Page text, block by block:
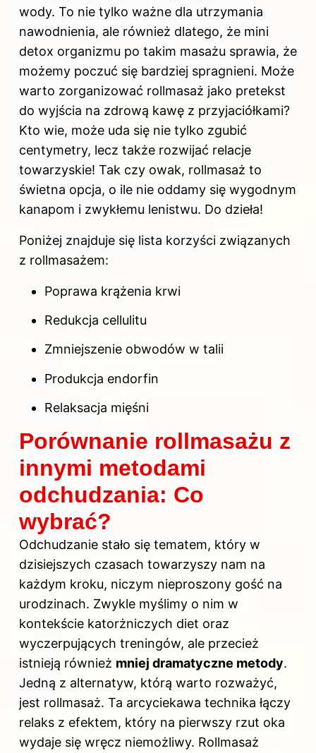
wody. To nie tylko ważne dla utrzymania
nawodnienia, ale również dlatego, że mini
detox organizmu po takim masażu sprawia, że
możemy poczuć się bardziej spragnieni. Może
warto zorganizować rollmasaż jako pretekst
do wyjścia na zdrową kawę z przyjaciółkami?
Kto wie, może uda się nie tylko zgubić
centymetry, lecz także rozwijać relacje
towarzyskie! Tak czy owak, rollmasaż to
świetna opcja, o ile nie oddamy się wygodnym
kanapom i zwykłemu lenistwu. Do dzieła!
Poniżej znajduje się lista korzyści związanych
z rollmasażem:
Poprawa krążenia krwi
Redukcja cellulitu
Zmniejszenie obwodów w talii
Produkcja endorfin
Relaksacja mięśni
Porównanie rollmasażu z
innymi metodami
odchudzania: Co
wybrać?
Odchudzanie stało się tematem, który w
dzisiejszych czasach towarzyszy nam na
każdym kroku, niczym nieproszony gość na
urodzinach. Zwykle myślimy o nim w
kontekście katorżniczych diet oraz
wyczerpujących treningów, ale przecież
istnieją również mniej dramatyczne metody.
Jedną z alternatyw, którą warto rozważyć,
jest rollmasaż. Ta arcyciekawa technika łączy
relaks z efektem, który na pierwszy rzut oka
wydaje się wręcz niemożliwy. Rollmasaż